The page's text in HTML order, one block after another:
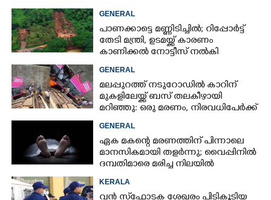
GENERAL
പാണക്കാട്ടെ മണ്ണിടിച്ചിൽ; റിപ്പോർട്ട്
തേടി മന്ത്രി, ഉടമയ്ക്ക് കാരണം
കാണിക്കൽ നോട്ടീസ് നൽകി
നഗരസഭ
GENERAL
മലപ്പുറത്ത് നടുറോഡിൽ കാറിന്
മുകളിലേയ്ക്ക് ബസ് തലകീഴായി
മറിഞ്ഞു: ഒരു മരണം, നിരവധിപേർക്ക്
പരിക്ക്, ബസ് രണ്ടായി പിളർന്നു
GENERAL
ഏക മകന്റെ മരണത്തിന് പിന്നാലെ
മാനസികമായി തളർന്നു; വൈപ്പിനിൽ
ദമ്പതിമാരെ മരിച്ച നിലയിൽ
കണ്ടെത്തി
KERALA